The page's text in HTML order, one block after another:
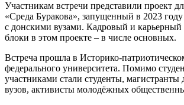
Участникам встречи представили проект
«Среда Буракова», запущенный в 2023 году
с донскими вузами. Кадровый и карьерный
блоки в этом проекте – в числе основных.
Встреча прошла в Историко-
федерального университета. Помимо
участниками стали студенты, магистранты
вузов, активисты молодёжных